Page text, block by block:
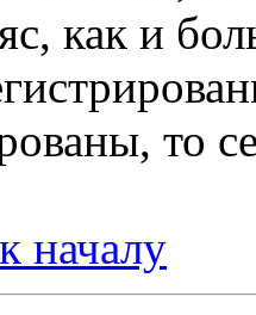
как и
то
началу